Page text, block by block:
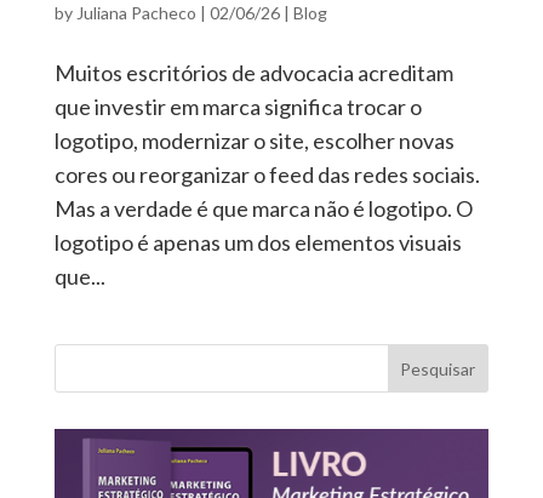
by Juliana Pacheco | 02/06/26| Blog
Muitos escritórios de advocacia acreditam
que investir em marca significa trocar o
logotipo, modernizar o site, escolher novas
cores ou reorganizar o feed das redes sociais.
Mas a verdade é que marca não é logotipo. O
logotipo é apenas um dos elementos visuais
que...
Pesquisar